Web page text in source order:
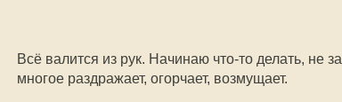
Всё валится из рук. Начинаю что-то делать, не
многое раздражает, огорчает, возмущает.